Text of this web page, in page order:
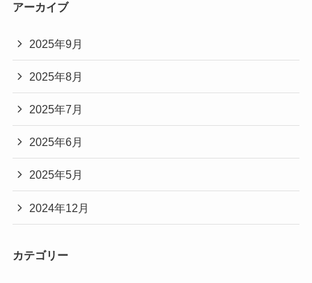
アーカイブ
2025年9月
2025年8月
2025年7月
2025年6月
2025年5月
2024年12月
カテゴリー